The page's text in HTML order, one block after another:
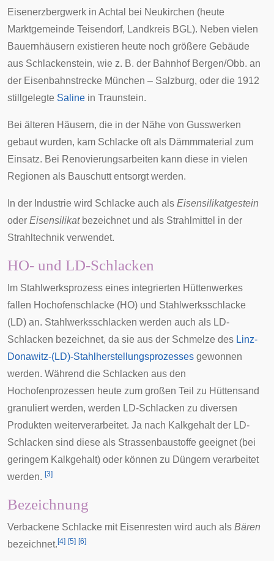
Eisenerzbergwerk in Achtal bei Neukirchen (heute
Marktgemeinde Teisendorf, Landkreis BGL). Neben vielen
Bauernhäusern existieren heute noch größere Gebäude
aus Schlackenstein, wie z. B. der Bahnhof Bergen/Obb. an
der Eisenbahnstrecke München – Salzburg, oder die 1912
stillgelegte Saline in Traunstein.
Bei älteren Häusern, die in der Nähe von Gusswerken
gebaut wurden, kam Schlacke oft als Dämmmaterial zum
Einsatz. Bei Renovierungsarbeiten kann diese in vielen
Regionen als Bauschutt entsorgt werden.
In der Industrie wird Schlacke auch als Eisensilikatgestein
oder Eisensilikatbezeichnet und als Strahlmittel in der
Strahltechnik verwendet.
HO- und LD-Schlacken
Im Stahlwerksprozess eines integrierten Hüttenwerkes
fallen Hochofenschlacke (HO) und Stahlwerksschlacke
(LD) an. Stahlwerksschlacken werden auch als LD-
Schlacken bezeichnet, da sie aus der Schmelze des Linz-
Donawitz-(LD)-Stahlherstellungsprozesses gewonnen
werden. Während die Schlacken aus den
Hochofenprozessen heute zum großen Teil zu Hüttensand
granuliert werden, werden LD-Schlacken zu diversen
Produkten weiterverarbeitet. Ja nach Kalkgehalt der LD-
Schlacken sind diese als Strassenbaustoffe geeignet (bei
geringem Kalkgehalt) oder können zu Düngern verarbeitet
werden. [3]
Bezeichnung
Verbackene Schlacke mit Eisenresten wird auch als Bären
bezeichnet. [4] [5] [6]